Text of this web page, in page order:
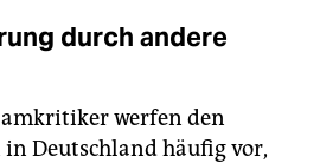
durch andere
werfen den
in Deutschland häufig vor,